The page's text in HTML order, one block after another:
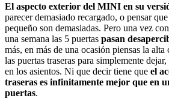
El aspecto exterior del MINI en su
parecer demasiado recargado, o pensar
pequeño son demasiadas. Pero una vez
una semana las 5 puertas pasan
más, en más de una ocasión piensas la
las puertas traseras para simplemente
en los asientos. Ni que decir tiene que el
traseras es infinitamente mejor que en
puertas.